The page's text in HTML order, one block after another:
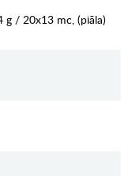
g / 20x13 mc, (piāla)